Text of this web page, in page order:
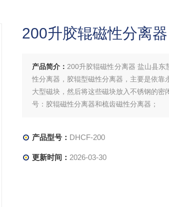
200升胶辊磁性分离器
产品简介： 200升胶辊磁性分离器 盐山县
性分离器，胶辊型磁性分离器，主要是依
大型磁块，然后将这些磁块放入不锈钢的
号：胶辊磁性分离器和梳齿磁性分离器；
产品型号： DHCF-200
更新时间： 2026-03-30